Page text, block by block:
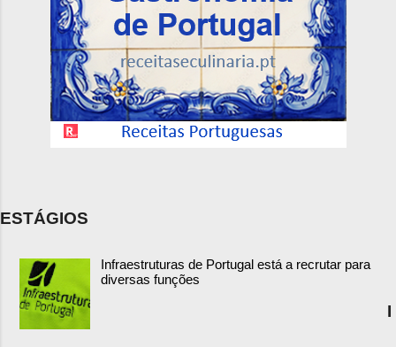
ESTÁGIOS
Infraestruturas de Portugal está a recrutar para
diversas funções
I